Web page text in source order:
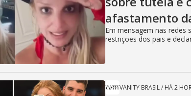
afastamento
Em mensagem nas redes
restrições dos pais e
VANITY BRASIL/ HÁ 2